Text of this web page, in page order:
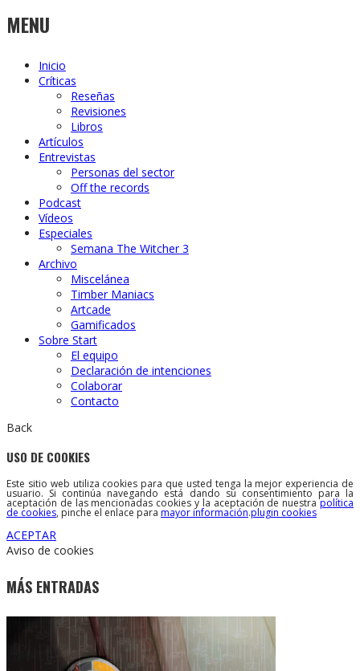
MENU
Inicio
Críticas
Reseñas
Revisiones
Libros
Artículos
Entrevistas
Personas del sector
Off the records
Podcast
Vídeos
Especiales
Semana The Witcher 3
Archivo
Miscelánea
Timber Maniacs
Artcade
Gamificados
Sobre Start
El equipo
Declaración de intenciones
Colaborar
Contacto
Back
USO DE COOKIES
Este sitio web utiliza cookies para que usted tenga la mejor experiencia de
usuario. Si continúa navegando está dando su consentimiento para la
aceptación de las mencionadas cookies y la aceptación de nuestrapolítica
de cookies, pinche el enlace para mayor información.plugin cookies
ACEPTAR
Aviso de cookies
MÁS ENTRADAS